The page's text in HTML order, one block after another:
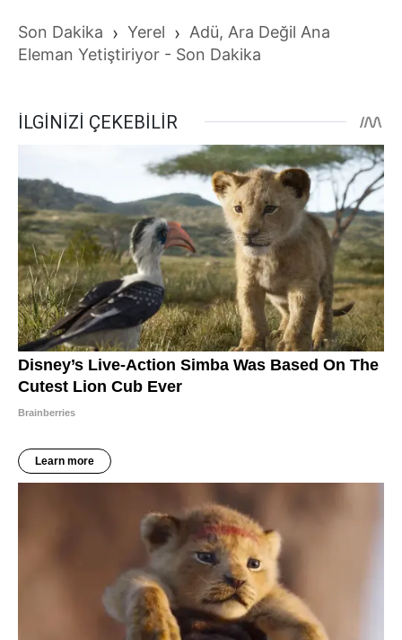
Son Dakika › Yerel › Adü, Ara Değil Ana
Eleman Yetiştiriyor - Son Dakika